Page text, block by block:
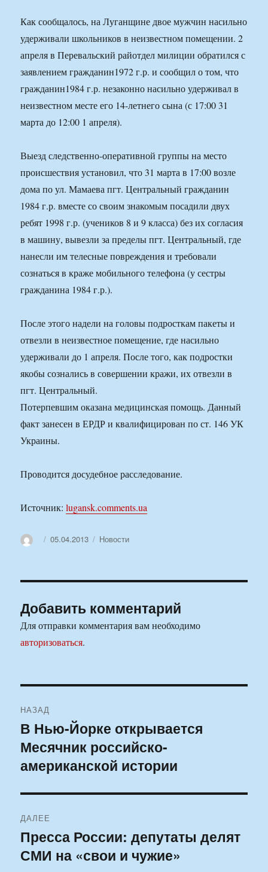
Как сообщалось, на Луганщине двое мужчин насильно
удерживали школьников в неизвестном помещении. 2
апреля в Перевальский райотдел милиции обратился с
заявлением гражданин1972 г.р. и сообщил о том, что
гражданин1984 г.р. незаконно насильно удерживал в
неизвестном месте его 14-летнего сына (с 17:00 31
марта до 12:00 1 апреля).
Выезд следственно-оперативной группы на место
происшествия установил, что 31 марта в 17:00 возле
дома по ул. Мамаева пгт. Центральный гражданин
1984 г.р. вместе со своим знакомым посадили двух
ребят 1998 г.р. (учеников 8 и 9 класса) без их согласия
в машину, вывезли за пределы пгт. Центральный, где
нанесли им телесные повреждения и требовали
сознаться в краже мобильного телефона (у сестры
гражданина 1984 г.р.).
После этого надели на головы подросткам пакеты и
отвезли в неизвестное помещение, где насильно
удерживали до 1 апреля. После того, как подростки
якобы сознались в совершении кражи, их отвезли в
пгт. Центральный.
Потерпевшим оказана медицинская помощь. Данный
факт занесен в ЕРДР и квалифицирован по ст. 146 УК
Украины.
Проводится досудебное расследование.
Источник:lugansk.comments.ua
АвторОпубликовано
05.04.2013 Рубрики
Новости
Добавить комментарий
Для отправки комментария вам необходимо
авторизоваться.
по
записям
НАЗАД
Предыдущая
запись:
В Нью-Йорке открывается
Месячник российско-
американской истории
ДАЛЕЕ
Следующая
запись:
Пресса России: депутаты делят
СМИ на «свои и чужие»